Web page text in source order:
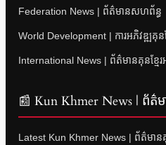
Federation News | ព័ត៌មានសហព័ន្ធ
World Development | ការអភិវឌ្ឍគុន
International News | ព័ត៌មានគុនខ្មែរអ
📰 Kun Khmer News | ព័ត៌មា
Latest Kun Khmer News | ព័ត៌មាន